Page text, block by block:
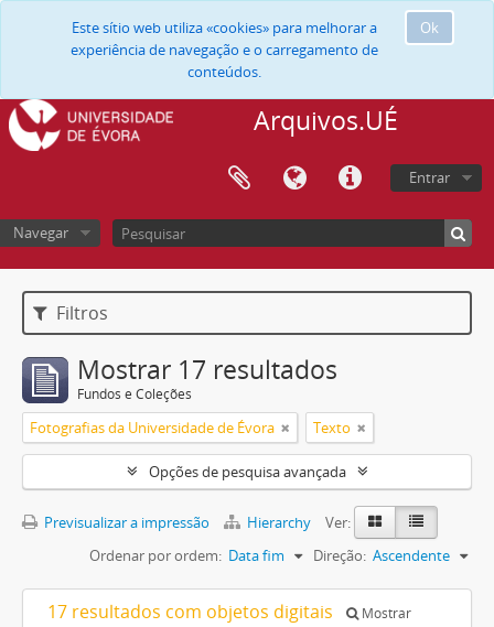
Ok
Este sítio web utiliza «cookies» para melhorar a
experiência de navegação e o carregamento de
conteúdos.
Arquivos.UÉ
Entrar
Navegar
Filtros
Mostrar 17 resultados
Fundos e Coleções
Fotografias da Universidade de Évora Texto
Opções de pesquisa avançada
Previsualizar a impressão Hierarchy
Ver:
Ordenar por ordem: Data fim Direção: Ascendente
17 resultados com objetos digitais
Mostrar